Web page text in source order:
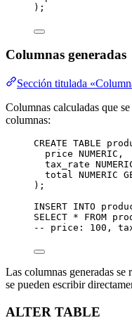
);
Columnas generadas
Sección titulada
Columnas calculadas que
columnas:
CREATE TABLE
price NUMERIC ,
tax_rate
total NUMERIC
);
INSERT INTO
SELECT * FROM
-- price: 100,
Las columnas generadas
se pueden escribir
ALTER TABLE